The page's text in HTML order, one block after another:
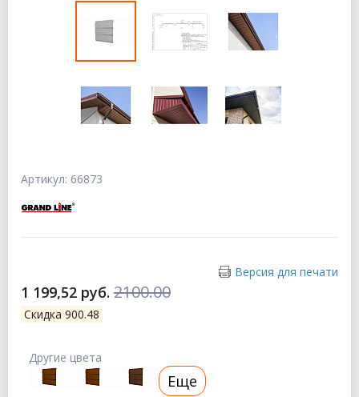
Артикул: 66873
Версия для печати
1 199,52 руб. 2100.00
Скидка 900.48
Другие цвета
Еще